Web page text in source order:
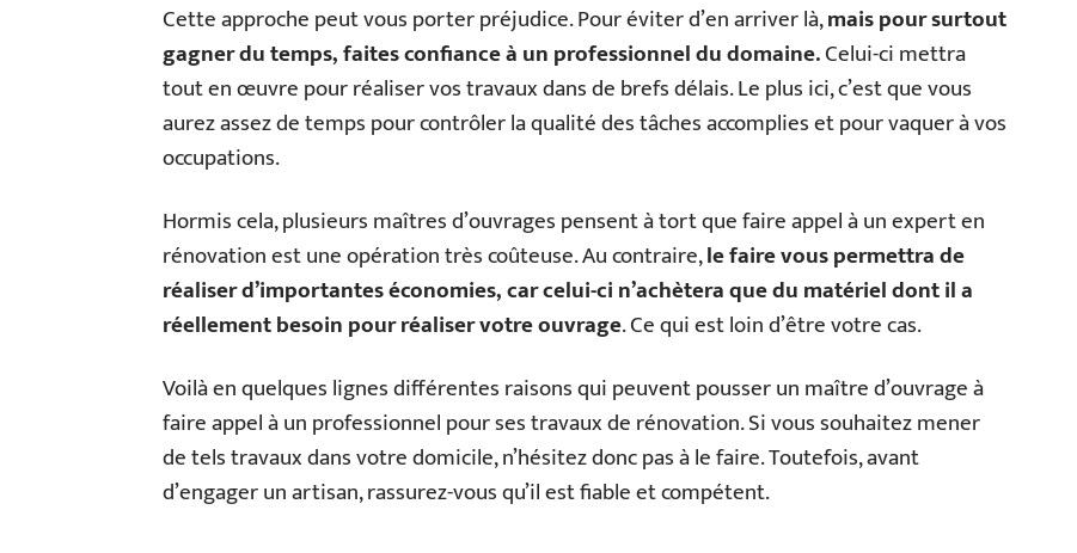
Cette approche peut vous porter préjudice. Pour éviter d’en arriver là,mais pour surtout
gagner du temps, faites confiance à un professionnel du domaine.Celui-ci mettra
tout en œuvre pour réaliser vos travaux dans de brefs délais. Le plus ici, c’est que vous
aurez assez de temps pour contrôler la qualité des tâches accomplies et pour vaquer à vos
occupations.
Hormis cela, plusieurs maîtres d’ouvrages pensent à tort que faire appel à un expert en
rénovation est une opération très coûteuse. Au contraire,le faire vous permettra de
réaliser d’importantes économies, car celui-ci n’achètera que du matériel dont il a
réellement besoin pour réaliser votre ouvrage. Ce qui est loin d’être votre cas.
Voilà en quelques lignes différentes raisons qui peuvent pousser un maître d’ouvrage à
faire appel à un professionnel pour ses travaux de rénovation. Si vous souhaitez mener
de tels travaux dans votre domicile, n’hésitez donc pas à le faire. Toutefois, avant
d’engager un artisan, rassurez-vous qu’il est fiable et compétent.